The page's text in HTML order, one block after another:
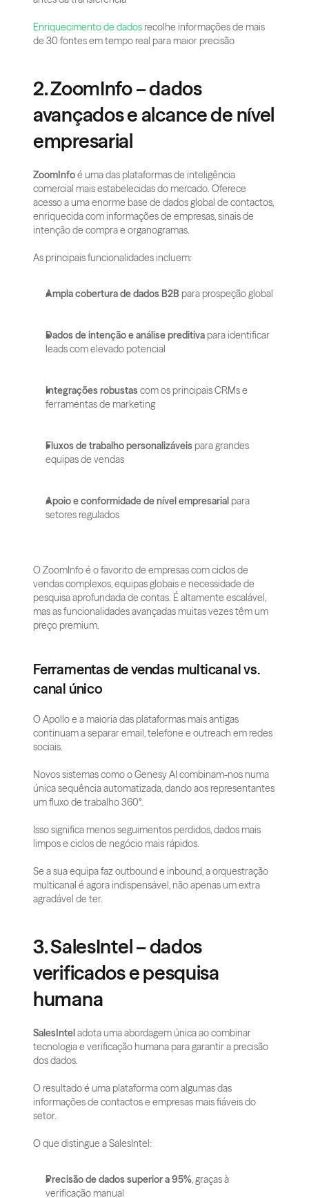
Enriquecimento de dados recolhe informações de mais
de 30 fontes em tempo real para maior precisão
2. ZoomInfo – dados
avançados e alcance de nível
empresarial
ZoomInfo é uma das plataformas de inteligência
comercial mais estabelecidas do mercado. Oferece
acesso a uma enorme base de dados global de contactos,
enriquecida com informações de empresas, sinais de
intenção de compra e organogramas.
As principais funcionalidades incluem:
Ampla cobertura de dados B2B para prospeção global
Dados de intenção e análise preditiva para identificar
leads com elevado potencial
Integrações robustas com os principais CRMs e
ferramentas de marketing
Fluxos de trabalho personalizáveis para grandes
equipas de vendas
Apoio e conformidade de nível empresarial para
setores regulados
O ZoomInfo é o favorito de empresas com ciclos de
vendas complexos, equipas globais e necessidade de
pesquisa aprofundada de contas. É altamente escalável,
mas as funcionalidades avançadas muitas vezes têm um
preço premium.
Ferramentas de vendas multicanal vs.
canal único
O Apollo e a maioria das plataformas mais antigas
continuam a separar email, telefone e outreach em redes
sociais.
Novos sistemas como o Genesy AI combinam-nos numa
única sequência automatizada, dando aos representantes
um fluxo de trabalho 360°.
Isso significa menos seguimentos perdidos, dados mais
limpos e ciclos de negócio mais rápidos.
Se a sua equipa faz outbound e inbound, a orquestração
multicanal é agora indispensável, não apenas um extra
agradável de ter.
3. SalesIntel – dados
verificados e pesquisa
humana
SalesIntel adota uma abordagem única ao combinar
tecnologia e verificação humana para garantir a precisão
dos dados.
O resultado é uma plataforma com algumas das
informações de contactos e empresas mais fiáveis do
setor.
O que distingue a SalesIntel:
Precisão de dados superior a 95%, graças à
verificação manual